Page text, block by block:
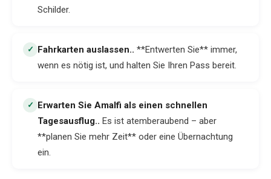
Schilder.
✓ Fahrkarten auslassen.. **Entwerten Sie** immer,
wenn es nötig ist, und halten Sie Ihren Pass bereit.
✓ Erwarten Sie Amalfi als einen schnellen
Tagesausflug.. Es ist atemberaubend – aber
**planen Sie mehr Zeit** oder eine Übernachtung
ein.